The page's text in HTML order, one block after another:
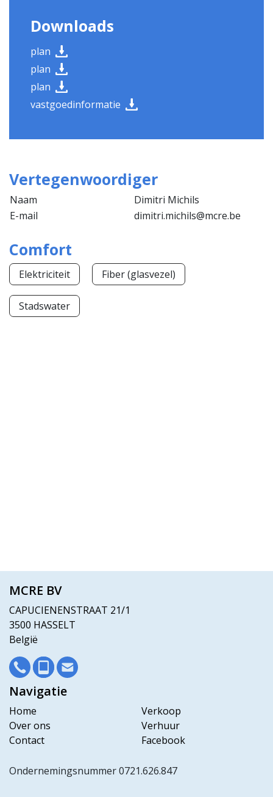
Downloads
plan
plan
plan
vastgoedinformatie
Vertegenwoordiger
Naam
Dimitri Michils
E-mail
dimitri.michils@mcre.be
Comfort
Elektriciteit Fiber (glasvezel)
Stadswater
MCRE BV
CAPUCIENENSTRAAT 21/1
3500 HASSELT
België
Navigatie
Home
Over ons
Contact
Verkoop
Verhuur
Facebook
Ondernemingsnummer 0721.626.847